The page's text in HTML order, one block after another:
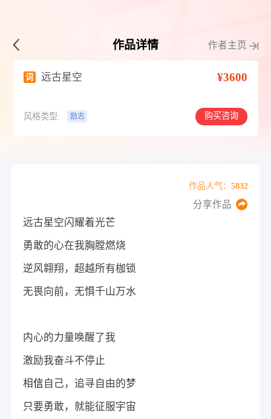
作品详情 作者主页
词 远古星空 ¥3600
风格类型: 励志 购买咨询
作品人气：5832
分享作品
远古星空闪耀着光芒
勇敢的心在我胸膛燃烧
逆风翱翔，超越所有枷锁
无畏向前，无惧千山万水
内心的力量唤醒了我
激励我奋斗不停止
相信自己，追寻自由的梦
只要勇敢，就能征服宇宙